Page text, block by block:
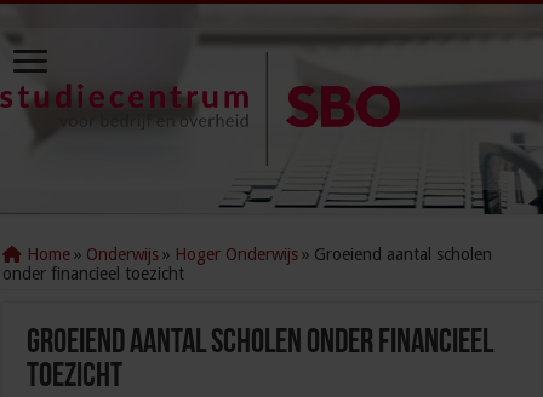
Home » Onderwijs » Hoger Onderwijs » Groeiend aantal scholen
onder financieel toezicht
Groeiend aantal scholen onder financieel
toezicht